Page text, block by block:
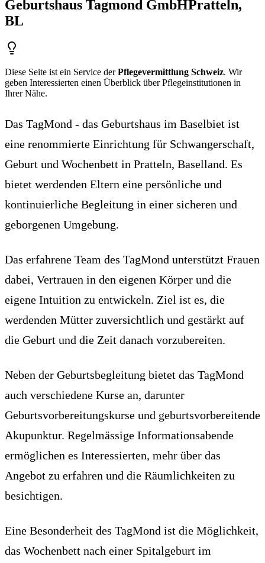
Geburtshaus Tagmond GmbHPratteln,
BL
Diese Seite ist ein Service derPflegevermittlung Schweiz. Wir
geben Interessierten einen Überblick über Pflegeinstitutionen in
Ihrer Nähe.
Das TagMond - das Geburtshaus im Baselbiet ist
eine renommierte Einrichtung für Schwangerschaft,
Geburt und Wochenbett in Pratteln, Baselland. Es
bietet werdenden Eltern eine persönliche und
kontinuierliche Begleitung in einer sicheren und
geborgenen Umgebung.
Das erfahrene Team des TagMond unterstützt Frauen
dabei, Vertrauen in den eigenen Körper und die
eigene Intuition zu entwickeln. Ziel ist es, die
werdenden Mütter zuversichtlich und gestärkt auf
die Geburt und die Zeit danach vorzubereiten.
Neben der Geburtsbegleitung bietet das TagMond
auch verschiedene Kurse an, darunter
Geburtsvorbereitungskurse und geburtsvorbereitende
Akupunktur. Regelmässige Informationsabende
ermöglichen es Interessierten, mehr über das
Angebot zu erfahren und die Räumlichkeiten zu
besichtigen.
Eine Besonderheit des TagMond ist die Möglichkeit,
das Wochenbett nach einer Spitalgeburt im